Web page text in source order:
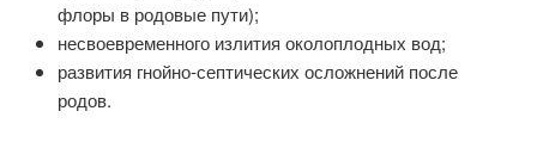
флоры в родовые пути);
несвоевременного излития околоплодных вод;
развития гнойно-септических осложнений после
родов.